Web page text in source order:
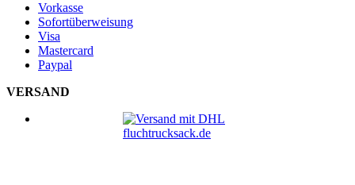
Vorkasse
Sofortüberweisung
Visa
Mastercard
Paypal
VERSAND